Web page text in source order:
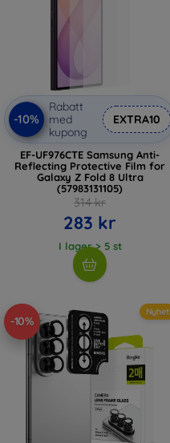
-10%
Rabatt
med
kupong
EXTRA10
EF-UF976CTE Samsung Anti-
Reflecting Protective Film for
Galaxy Z Fold 8 Ultra
(57983131105)
314 kr
283 kr
I lager > 5 st
-10%
Nyhet